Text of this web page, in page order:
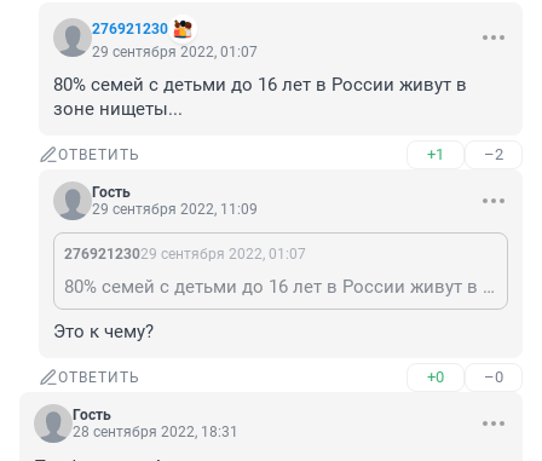
276921230
29 сентября 2022, 01:07
80% семей с детьми до 16 лет в России живут в
зоне нищеты...
ОТВЕТИТЬ +1 –2
Гость
29 сентября 2022, 11:09
27692123029 сентября 2022, 01:07
80% семей с детьми до 16 лет в России живут в зоне нищеты...
Это к чему?
ОТВЕТИТЬ +0 –0
Гость
28 сентября 2022, 18:31